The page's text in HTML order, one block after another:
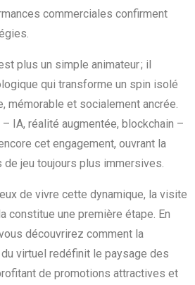
commerciales confirment
plus un simple animateur ; il
qui transforme un spin isolé
mémorable et socialement ancrée.
IA, réalité augmentée, blockchain –
cet engagement, ouvrant la
jeu toujours plus immersives.
de vivre cette dynamique, la visite
constitue une première étape. En
découvrirez comment la
virtuel redéfinit le paysage des
de promotions attractives et